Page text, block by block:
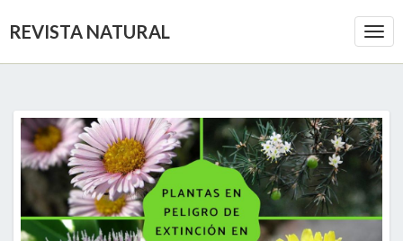
REVISTA NATURAL